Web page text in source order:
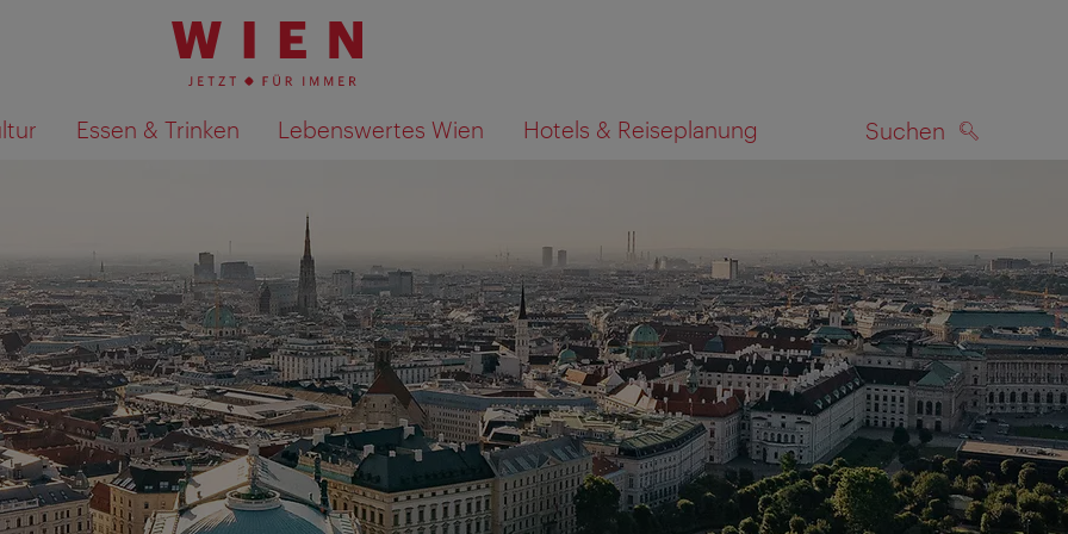
Essen & Trinken Lebenswertes Wien Hotels & Reiseplanung Suchen